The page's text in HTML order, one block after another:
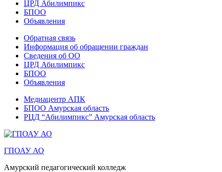
ЦРД Абилимпикс
БПОО
Объявления
Обратная связь
Информация об обращении граждан
Сведения об ОО
ЦРД Абилимпикс
БПОО
Объявления
Медиацентр АПК
БПОО Амурская область
РЦД “Абилимпикс” Амурская область
ГПОАУ АО
Амурский педагогический колледж